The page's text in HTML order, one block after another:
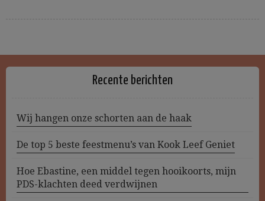
Recente berichten
Wij hangen onze schorten aan de haak
De top 5 beste feestmenu’s van Kook Leef Geniet
Hoe Ebastine, een middel tegen hooikoorts, mijn
PDS-klachten deed verdwijnen